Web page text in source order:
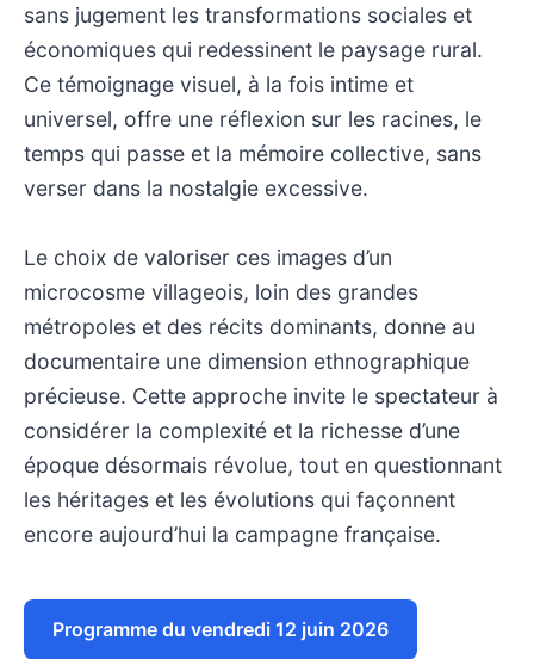
sans jugement les transformations sociales et
économiques qui redessinent le paysage rural.
Ce témoignage visuel, à la fois intime et
universel, offre une réflexion sur les racines, le
temps qui passe et la mémoire collective, sans
verser dans la nostalgie excessive.
Le choix de valoriser ces images d’un
microcosme villageois, loin des grandes
métropoles et des récits dominants, donne au
documentaire une dimension ethnographique
précieuse. Cette approche invite le spectateur à
considérer la complexité et la richesse d’une
époque désormais révolue, tout en questionnant
les héritages et les évolutions qui façonnent
encore aujourd’hui la campagne française.
Programme du vendredi 12 juin 2026